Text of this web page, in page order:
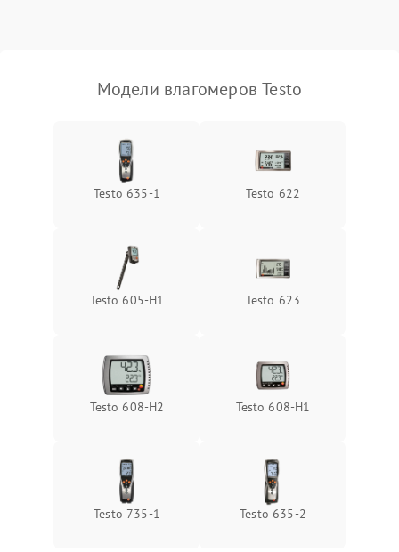
индикатора уровня
1000 ₽ Подробнее →
Модели влагомеров Testo
Testo 635-1 Testo 622
Testo 605-H1 Testo 623
Testo 608-H2 Testo 608-H1
Testo 735-1 Testo 635-2